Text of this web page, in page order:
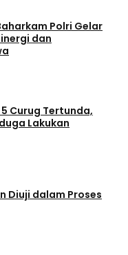
Polri Gelar
dan
Curug Tertunda,
Lakukan
Diuji dalam Proses